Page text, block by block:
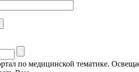
по медицинской тематике.